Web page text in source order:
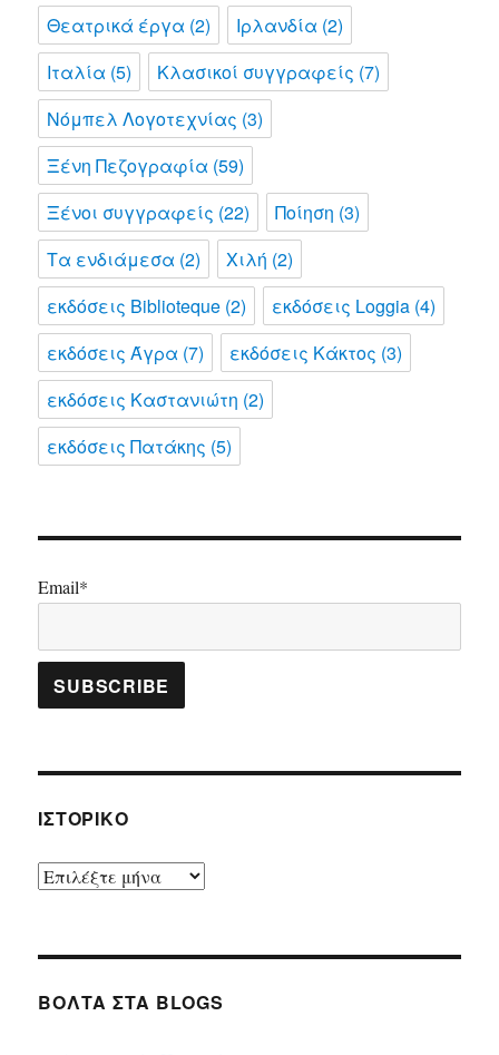
Θεατρικά έργα (2) Ιρλανδία (2)
Ιταλία (5) Κλασικοί συγγραφείς (7)
Νόμπελ Λογοτεχνίας (3)
Ξένη Πεζογραφία (59)
Ξένοι συγγραφείς (22) Ποίηση (3)
Τα ενδιάμεσα (2) Χιλή (2)
εκδόσεις Biblioteque (2) εκδόσεις Loggia (4)
εκδόσεις Άγρα (7) εκδόσεις Κάκτος (3)
εκδόσεις Καστανιώτη (2)
εκδόσεις Πατάκης (5)
Email*
ΙΣΤΟΡΙΚΌ
Ιστορικό
ΒΌΛΤΑ ΣΤΑ BLOGS